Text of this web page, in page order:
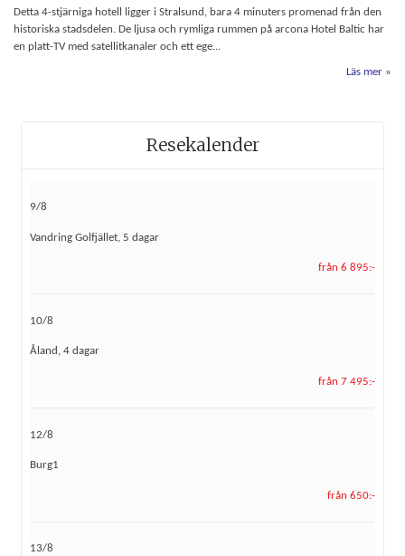
Detta 4-stjärniga hotell ligger i Stralsund, bara 4 minuters promenad från den
historiska stadsdelen. De ljusa och rymliga rummen på arcona Hotel Baltic har
en platt-TV med satellitkanaler och ett ege...
Läs mer
Resekalender
9/8
Vandring Golfjället, 5 dagar
från 6 895:-
10/8
Åland, 4 dagar
från 7 495:-
12/8
Burg1
från 650:-
13/8